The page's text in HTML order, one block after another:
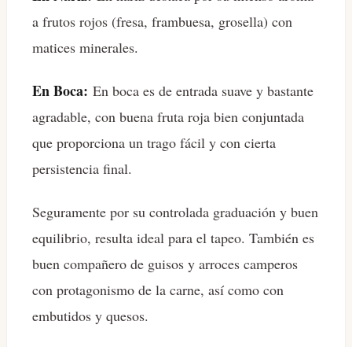
a frutos rojos (fresa, frambuesa, grosella) con
matices minerales.
En Boca: En boca es de entrada suave y bastante
agradable, con buena fruta roja bien conjuntada
que proporciona un trago fácil y con cierta
persistencia final.
Seguramente por su controlada graduación y buen
equilibrio, resulta ideal para el tapeo. También es
buen compañero de guisos y arroces camperos
con protagonismo de la carne, así como con
embutidos y quesos.